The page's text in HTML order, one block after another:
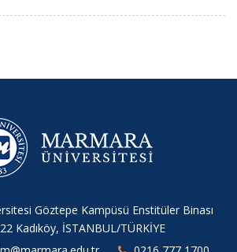
Göztepe Kampüsü Enstitüler Binası
Kadıköy, İSTANBUL/TÜRKİYE